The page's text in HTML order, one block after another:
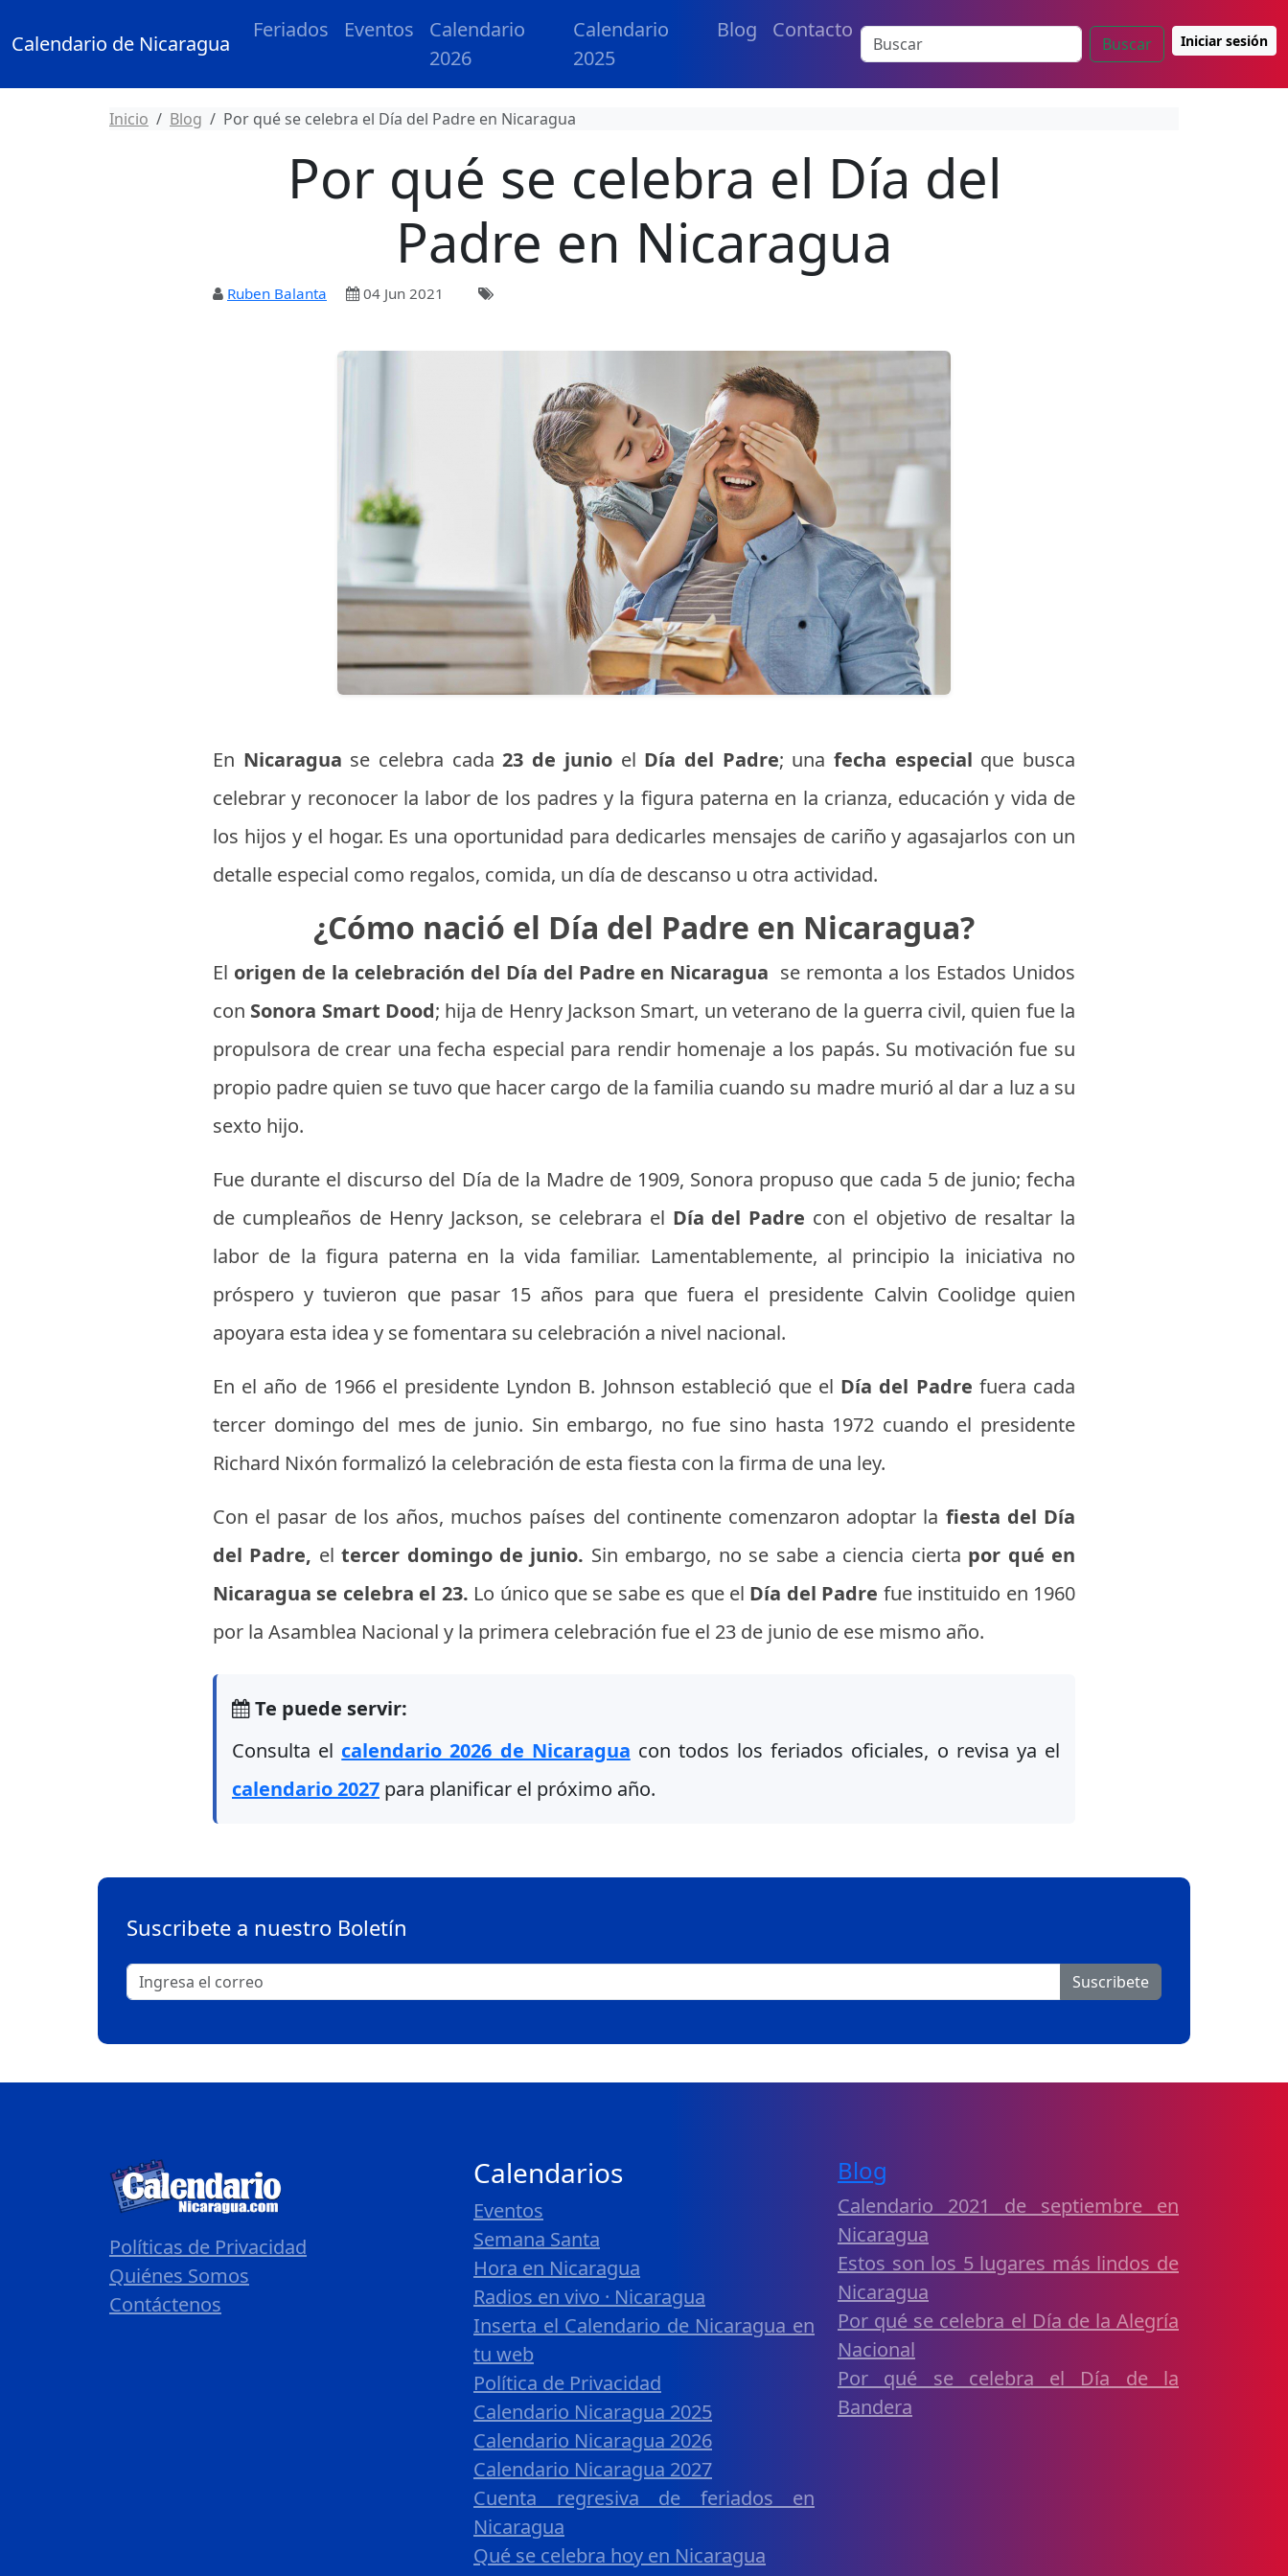
Calendario de Nicaragua
Feriados Eventos
Calendario
2026
Calendario
2025
Blog Contacto
Buscar Iniciar sesión
Inicio Blog Por qué se celebra el Día del Padre en Nicaragua
Por qué se celebra el Día del
Padre en Nicaragua
Ruben Balanta 04 Jun 2021
En Nicaragua se celebra cada23 de junioel Día del Padre; una fecha especial que busca
celebrar y reconocer la labor de los padres y la figura paterna en la crianza, educación y vida de
los hijos y el hogar. Es una oportunidad para dedicarles mensajes de cariño y agasajarlos con un
detalle especial como regalos, comida, un día de descanso u otra actividad.
¿Cómo nació el Día del Padre en Nicaragua?
El origen de la celebración del Día del Padre en Nicaragua se remonta a los Estados Unidos
con Sonora Smart Dood; hija de Henry Jackson Smart, un veterano de la guerra civil, quien fue la
propulsora de crear una fecha especial para rendir homenaje a los papás. Su motivación fue su
propio padre quien se tuvo que hacer cargo de la familia cuando su madre murió al dar a luz a su
sexto hijo.
Fue durante el discurso del Día de la Madre de 1909, Sonora propuso que cada 5 de junio; fecha
de cumpleaños de Henry Jackson, se celebrara el Día del Padre con el objetivo de resaltar la
labor de la figura paterna en la vida familiar. Lamentablemente, al principio la iniciativa no
próspero y tuvieron que pasar 15 años para que fuera el presidente Calvin Coolidge quien
apoyara esta idea y se fomentara su celebración a nivel nacional.
En el año de 1966 el presidente Lyndon B. Johnson estableció que el Día del Padre fuera cada
tercer domingo del mes de junio. Sin embargo, no fue sino hasta 1972 cuando el presidente
Richard Nixón formalizó la celebración de esta fiesta con la firma de una ley.
Con el pasar de los años, muchos países del continente comenzaron adoptar la fiesta del Día
del Padre, eltercer domingo de junio. Sin embargo, no se sabe a ciencia cierta por qué en
Nicaragua se celebra el 23. Lo único que se sabe es que el Día del Padre fue instituido en 1960
por la Asamblea Nacional y la primera celebración fue el 23 de junio de ese mismo año.
Te puede servir:
Consulta el calendario 2026 de Nicaragua con todos los feriados oficiales, o revisa ya el
calendario 2027 para planificar el próximo año.
Suscribete a nuestro Boletín
Suscribete
Políticas de Privacidad
Quiénes Somos
Contáctenos
Calendarios
Eventos
Semana Santa
Hora en Nicaragua
Radios en vivo · Nicaragua
Inserta el Calendario de Nicaragua en
tu web
Política de Privacidad
Calendario Nicaragua 2025
Calendario Nicaragua 2026
Calendario Nicaragua 2027
Cuenta regresiva de feriados en
Nicaragua
Qué se celebra hoy en Nicaragua
Blog
Calendario 2021 de septiembre en
Nicaragua
Estos son los 5 lugares más lindos de
Nicaragua
Por qué se celebra el Día de la Alegría
Nacional
Por qué se celebra el Día de la
Bandera